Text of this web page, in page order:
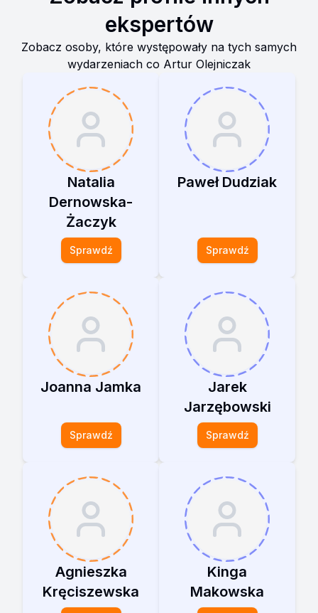
ekspertów
Zobacz osoby, które występowały na tych samych
wydarzeniach co Artur Olejniczak
Natalia
Dernowska-
Żaczyk
Sprawdź
Paweł Dudziak
Sprawdź
Joanna Jamka
Sprawdź
Jarek
Jarzębowski
Sprawdź
Agnieszka
Kręciszewska
Kinga
Makowska